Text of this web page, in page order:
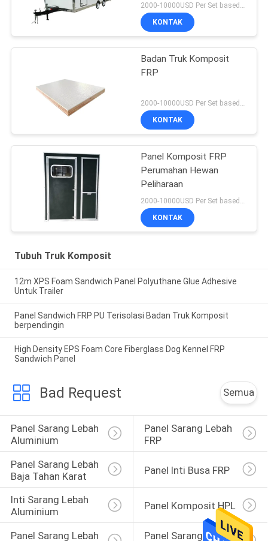
2000-10000USD Per Set based on Spec MOQ:5 set
KONTAK
Badan Truk Komposit
FRP
2000-10000USD Per Set based on Spec MOQ:5 set
KONTAK
Panel Komposit FRP
Perumahan Hewan
Peliharaan
KONTAK
Tubuh Truk Komposit
12m XPS Foam Sandwich Panel Polyuthane Glue Adhesive
Untuk Trailer
Panel Sandwich FRP PU Terisolasi Badan Truk Komposit
berpendingin
High Density EPS Foam Core Fiberglass Dog Kennel FRP
Sandwich Panel
Bad Request Semua
Panel Sarang Lebah
Aluminium
Panel Sarang Lebah
FRP
Panel Sarang Lebah
Baja Tahan Karat
Panel Inti Busa FRP
Inti Sarang Lebah
Aluminium
Panel Komposit HPL
Panel Sarang Lebah Panel Sarang Lebah